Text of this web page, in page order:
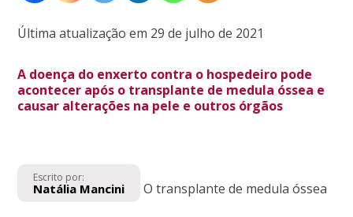
Última atualização em 29 de julho de 2021
A doença do enxerto contra o hospedeiro pode
acontecer após o transplante de medula óssea e
causar alterações na pele e outros órgãos
Escrito por:
Natália Mancini O transplante de medula óssea